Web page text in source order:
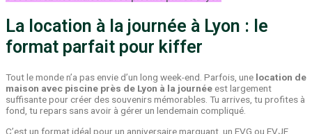
La location à la journée à Lyon : le
format parfait pour kiffer
Tout le monde n’a pas envie d’un long week-end. Parfois, une location de
maison avec piscine près de Lyon à la journéeest largement
suffisante pour créer des souvenirs mémorables. Tu arrives, tu profites à
fond, tu repars sans avoir à gérer un lendemain compliqué.
C’est un format idéal pour un anniversaire marquant, un EVG ou EVJF